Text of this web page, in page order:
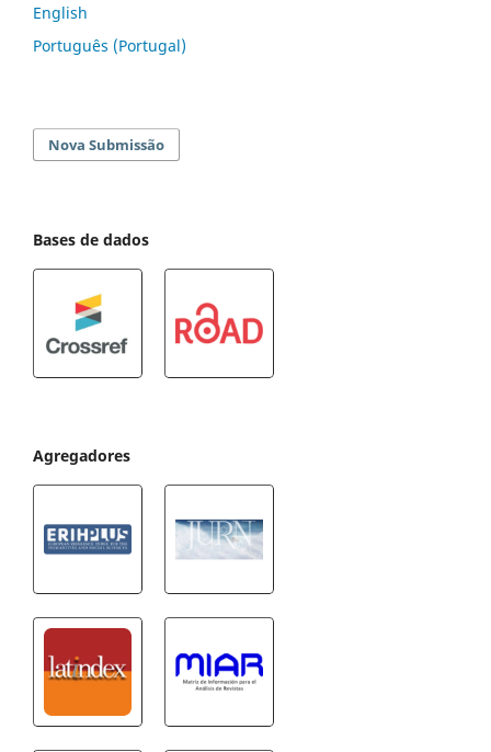
English
Português (Portugal)
Nova Submissão
Bases de dados
Agregadores